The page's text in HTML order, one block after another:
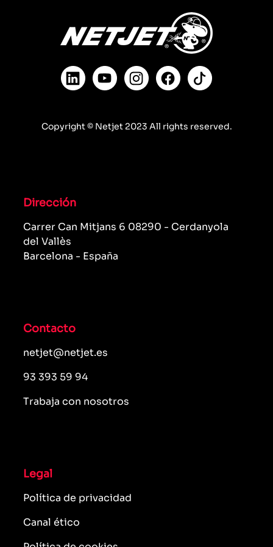
Copyright © Netjet 2023 All rights reserved.
Dirección
Carrer Can Mitjans 6 08290 - Cerdanyola
del Vallès
Barcelona - España
Contacto
netjet@netjet.es
93 393 59 94
Trabaja con nosotros
Legal
Política de privacidad
Canal ético